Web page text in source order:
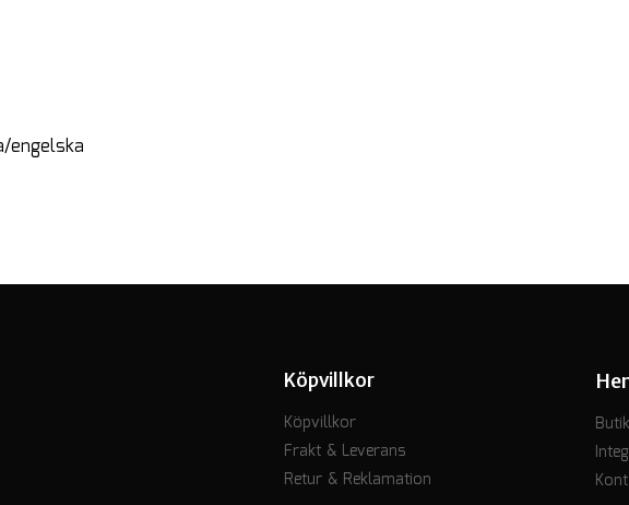
engelska
Köpvillkor
Köpvillkor
Frakt & Leverans
Retur & Reklamation
Butik